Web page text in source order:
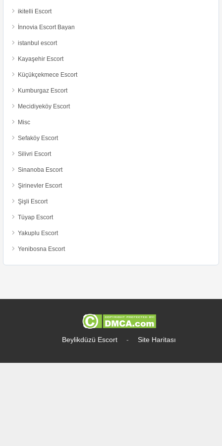
ikitelli Escort
İnnovia Escort Bayan
istanbul escort
Kayaşehir Escort
Küçükçekmece Escort
Kumburgaz Escort
Mecidiyeköy Escort
Misc
Sefaköy Escort
Silivri Escort
Sinanoba Escort
Şirinevler Escort
Şişli Escort
Tüyap Escort
Yakuplu Escort
Yenibosna Escort
Beylikdüzü Escort - Site Haritası